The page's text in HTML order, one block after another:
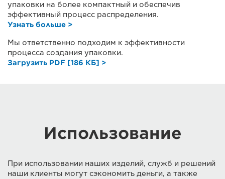
упаковки на более компактный и обеспечив
эффективный процесс распределения.
Узнать больше >
Мы ответственно подходим к эффективности
процесса создания упаковки.
Загрузить PDF [186 КБ] >
Использование
При использовании наших изделий, служб и решений
наши клиенты могут сэкономить деньги, а также